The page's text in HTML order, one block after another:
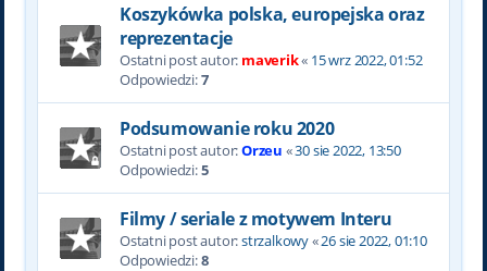
Koszykówka polska, europejska oraz
reprezentacje
Ostatni post autor: maverik« 15 wrz 2022, 01:52
Odpowiedzi:7
Podsumowanie roku 2020
Ostatni post autor:Orzeu «30 sie 2022, 13:50
Odpowiedzi:5
Filmy / seriale z motywem Interu
Ostatni post autor:strzalkowy«26 sie 2022, 01:10
Odpowiedzi:8